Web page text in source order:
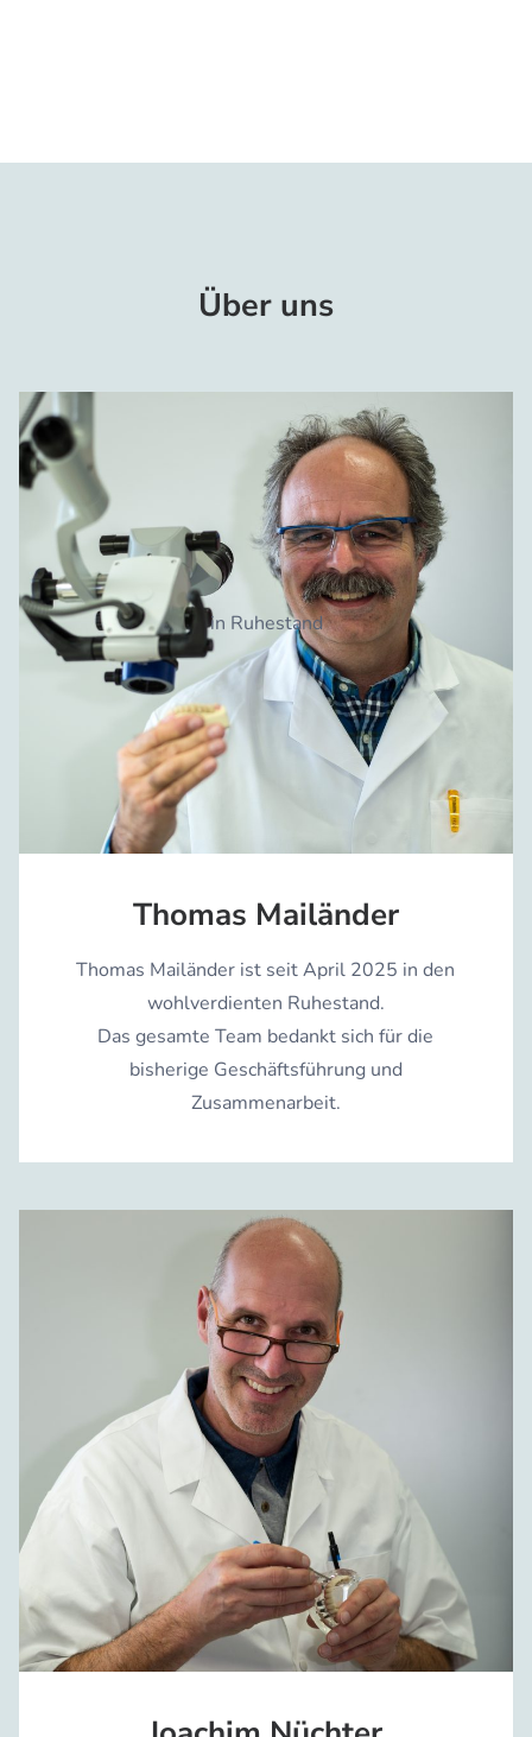
Über uns
in Ruhestand
Thomas Mailänder
Thomas Mailänder ist seit April 2025 in den
wohlverdienten Ruhestand.
Das gesamte Team bedankt sich für die
bisherige Geschäftsführung und
Zusammenarbeit.